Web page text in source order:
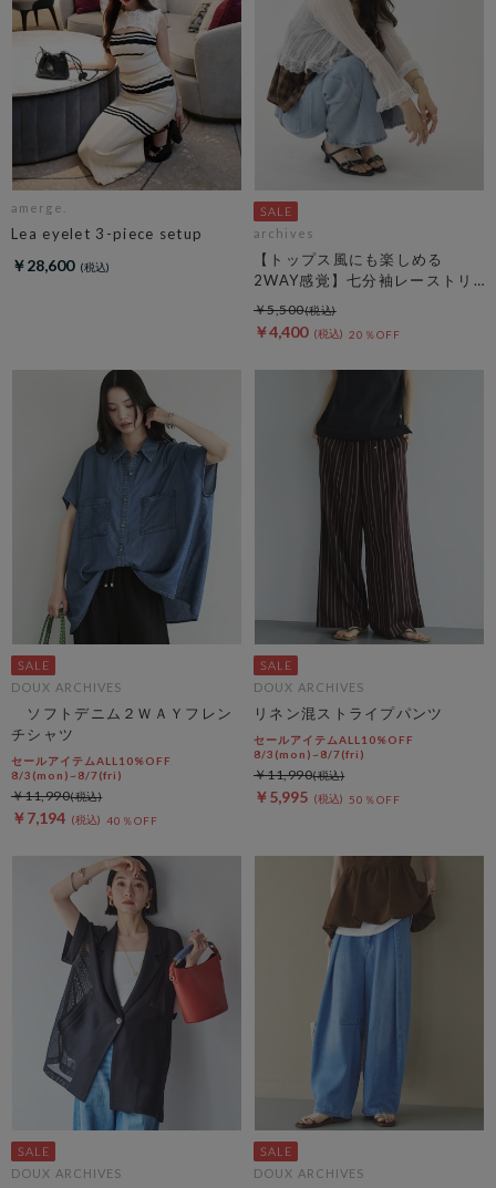
amerge.
Lea eyelet 3-piece setup
￥28,600
archives
【トップス風にも楽しめる
2WAY感覚】七分袖レーストリ
ム透かしニットカーディガン
￥4,400 20％OFF
￥5,500
DOUX ARCHIVES
ソフトデニム２ＷＡＹフレン
チシャツ
セールアイテムALL10%OFF
8/3(mon)~8/7(fri)
￥7,194 40％OFF
￥11,990
DOUX ARCHIVES
リネン混ストライプパンツ
セールアイテムALL10%OFF
8/3(mon)~8/7(fri)
￥5,995 50％OFF
￥11,990
DOUX ARCHIVES DOUX ARCHIVES